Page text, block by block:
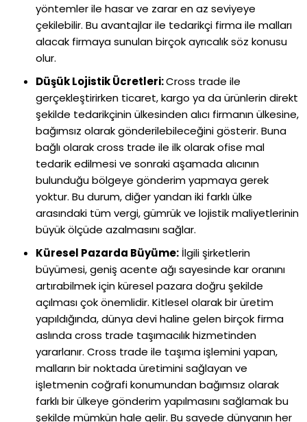
yöntemler ile hasar ve zarar en az seviyeye
çekilebilir. Bu avantajlar ile tedarikçi firma ile malları
alacak firmaya sunulan birçok ayrıcalık söz konusu
olur.
Düşük Lojistik Ücretleri:Cross trade ile
gerçekleştirirken ticaret, kargo ya da ürünlerin direkt
şekilde tedarikçinin ülkesinden alıcı firmanın ülkesine,
bağımsız olarak gönderilebileceğini gösterir. Buna
bağlı olarak cross trade ile ilk olarak ofise mal
tedarik edilmesi ve sonraki aşamada alıcının
bulunduğu bölgeye gönderim yapmaya gerek
yoktur. Bu durum, diğer yandan iki farklı ülke
arasındaki tüm vergi, gümrük ve lojistik maliyetlerinin
büyük ölçüde azalmasını sağlar.
Küresel Pazarda Büyüme: İlgili şirketlerin
büyümesi, geniş acente ağı sayesinde kar oranını
artırabilmek için küresel pazara doğru şekilde
açılması çok önemlidir. Kitlesel olarak bir üretim
yapıldığında, dünya devi haline gelen birçok firma
aslında cross trade taşımacılık hizmetinden
yararlanır. Cross trade ile taşıma işlemini yapan,
malların bir noktada üretimini sağlayan ve
işletmenin coğrafi konumundan bağımsız olarak
farklı bir ülkeye gönderim yapılmasını sağlamak bu
şekilde mümkün hale gelir. Bu sayede dünyanın her